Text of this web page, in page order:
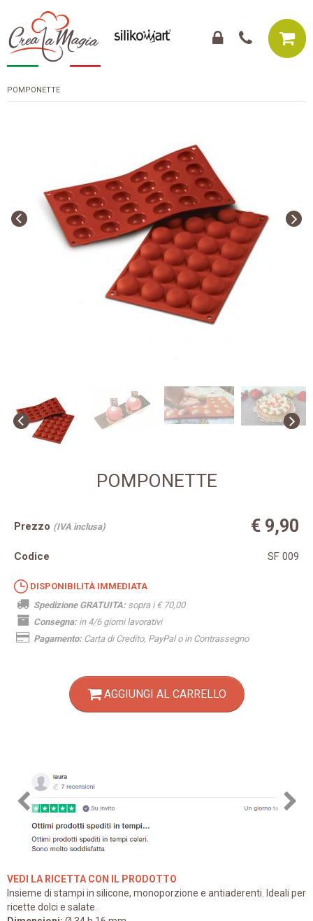
POMPONETTE
POMPONETTE
Prezzo (IVA inclusa) € 9,90
Codice SF 009
DISPONIBILITÀ IMMEDIATA
Spedizione GRATUITA: sopra i € 70,00
Consegna: in 4/6 giorni lavorativi
Pagamento: Carta di Credito, PayPal o in Contrassegno
AGGIUNGI AL CARRELLO
VEDI LA RICETTA CON IL PRODOTTO
Insieme di stampi in silicone, monoporzione e antiaderenti. Ideali per
ricette dolci e salate.